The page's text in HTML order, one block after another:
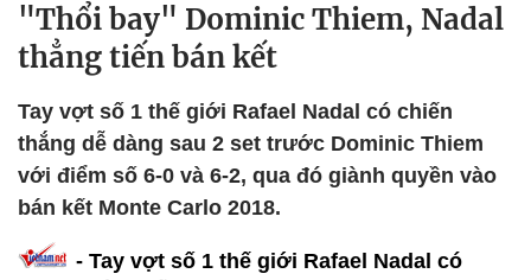
"Thổi bay" Dominic Thiem, Nadal
thẳng tiến bán kết
Tay vợt số 1 thế giới Rafael Nadal có chiến
thắng dễ dàng sau 2 set trước Dominic Thiem
với điểm số 6-0 và 6-2, qua đó giành quyền vào
bán kết Monte Carlo 2018.
- Tay vợt số 1 thế giới Rafael Nadal có